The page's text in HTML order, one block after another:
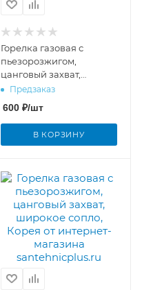
Горелка газовая с
пьезорозжигом,
цанговый захват,
широкое сопло, 3-ON
Предзаказ
600₽/шт
В КОРЗИНУ